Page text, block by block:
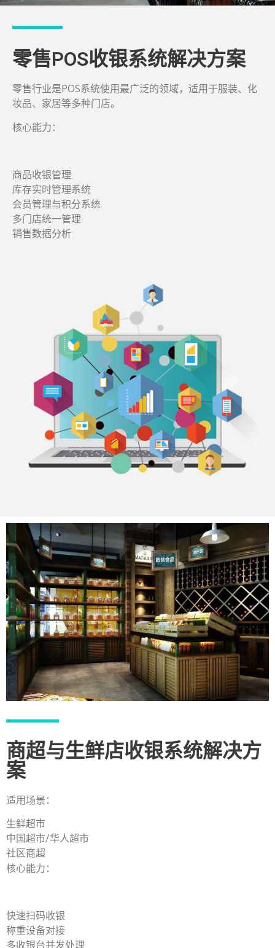
零售POS收银系统解决方案
零售行业是POS系统使用最广泛的领域，适用于服装、化
妆品、家居等多种门店。
核心能力：
商品收银管理
库存实时管理系统
会员管理与积分系统
多门店统一管理
销售数据分析
商超与生鲜店收银系统解决方
案
适用场景：
生鲜超市
中国超市/华人超市
社区商超
核心能力：
快速扫码收银
称重设备对接
多收银台并发处理